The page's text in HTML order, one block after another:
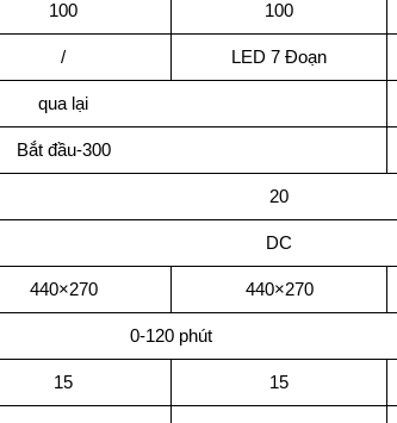
100 100
/ LED 7 Đoạn
qua lại
Bắt đầu-300
20
DC
440×270 440×270
0-120 phút
15 15